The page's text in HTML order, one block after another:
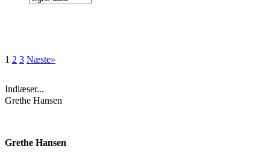
1 2 3 Næste»
Indlæser...
Grethe Hansen
Grethe Hansen